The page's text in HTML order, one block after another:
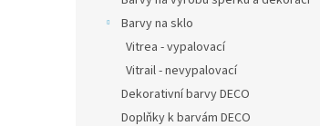
Barvy na sklo
Vitrea - vypalovací
Vitrail - nevypalovací
Dekorativní barvy DECO
Doplňky k barvám DECO